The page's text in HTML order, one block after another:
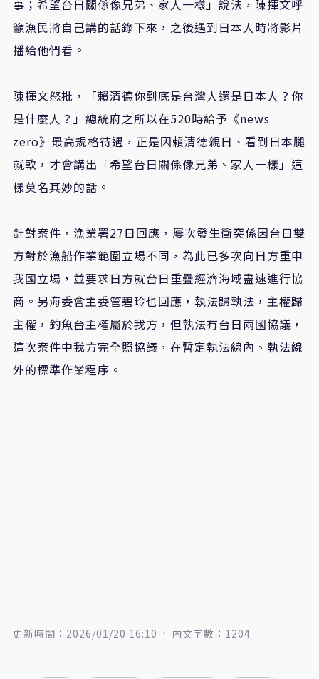
事；希望台日關係像兄弟、家人一樣」說法，陳揮文呼
籲漁民將自己講的話錄下來，之後遇到日本人時將影片
播給他們看。
陳揮文怒批，「賴清德你到底是台灣人還是日本人？你
是什麼人？」總統府之所以在520時給予《news
zero》最高規格待遇，正是因賴清德親日、看到日本腿
就軟，才會講出「希望台日關係像兄弟、家人一樣」這
樣莫名其妙的話。
針對案件，漁業署27日回應，屢次發生衝突係因台日雙
方對於漁船作業範圍立場不同，為此已多次向日方重申
我國立場，並要求日方就台日重疊經濟海域盡速進行協
商。另海委會主委管碧玲也回應，執法歸執法，主權歸
主權，釣魚台主權屬於我方，但執法有台日兩國協議，
這次案件中我方完全照協議，在暫定執法線內、執法線
外的標準作業程序。
更新時間：2026/01/20 16:10 內文字數：1204